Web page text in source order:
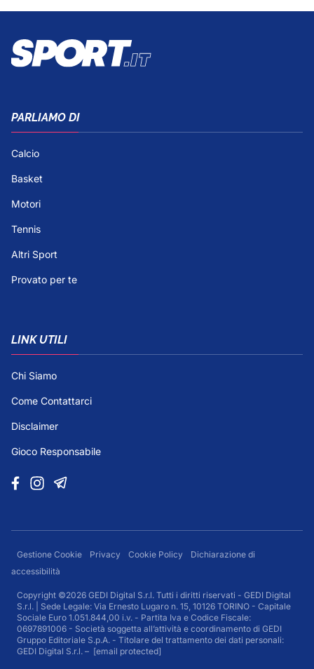
PARLIAMO DI
Calcio
Basket
Motori
Tennis
Altri Sport
Provato per te
LINK UTILI
Chi Siamo
Come Contattarci
Disclaimer
Gioco Responsabile
Gestione Cookie Privacy Cookie Policy
Dichiarazione di
accessibilità
Copyright ©2026 GEDI Digital S.r.l. Tutti i diritti riservati - GEDI Digital
S.r.l. | Sede Legale: Via Ernesto Lugaro n. 15, 10126 TORINO - Capitale
Sociale Euro 1.051.844,00 i.v. - Partita Iva e Codice Fiscale:
0697891006 - Società soggetta all’attività e coordinamento di GEDI
Gruppo Editoriale S.p.A. - Titolare del trattamento dei dati personali:
GEDI Digital S.r.l. – [email protected]